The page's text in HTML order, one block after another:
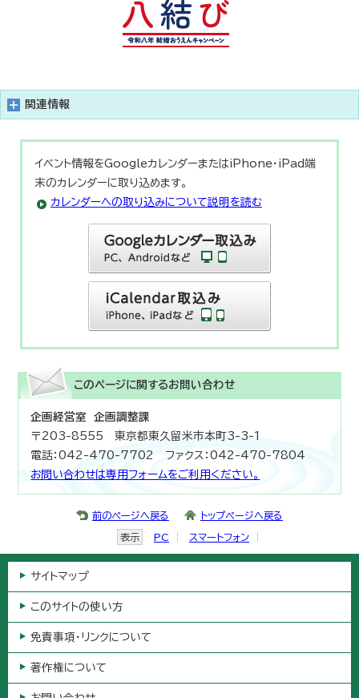
関連情報
イベント情報をGoogleカレンダーまたはiPhone・iPad端
末のカレンダーに取り込めます。
カレンダーへの取り込みについて説明を読む
このページに関するお問い合わせ
企画経営室 企画調整課
〒203-8555 東京都東久留米市本町3-3-1
電話：042-470-7702 ファクス：042-470-7804
お問い合わせは専用フォームをご利用ください。
前のページへ戻る トップページへ戻る
表示 PC スマートフォン
サイトマップ
このサイトの使い方
免責事項・リンクについて
著作権について